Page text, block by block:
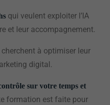
qui veulent exploiter l’IA
et leur accompagnement.
cherchent à optimiser leur
digital.
sur votre temps et
formation est faite pour